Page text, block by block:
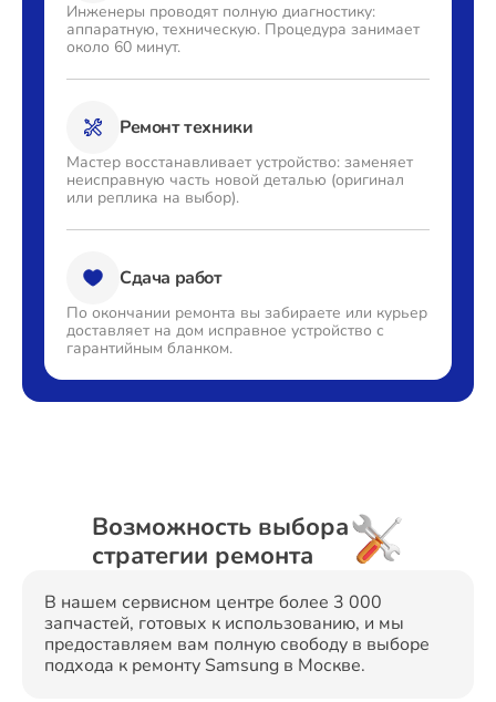
Инженеры проводят полную диагностику:
аппаратную, техническую. Процедура занимает
около 60 минут.
Ремонт техники
Мастер восстанавливает устройство: заменяет
неисправную часть новой деталью (оригинал
или реплика на выбор).
Сдача работ
По окончании ремонта вы забираете или курьер
доставляет на дом исправное устройство с
гарантийным бланком.
Возможность выбора
стратегии ремонта
В нашем сервисном центре более 3 000
запчастей, готовых к использованию, и мы
предоставляем вам полную свободу в выборе
подхода к ремонту Samsung в Москве.